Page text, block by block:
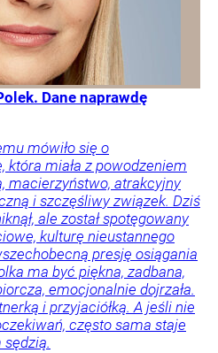
Dane naprawdę
mówiło się o
która miała z powodzeniem
macierzyństwo, atrakcyjny
i szczęśliwy związek. Dziś
ale został spotęgowany
kulturę nieustannego
presję osiągania
ma być piękna, zadbana,
emocjonalnie dojrzała.
i przyjaciółką. A jeśli nie
często sama staje